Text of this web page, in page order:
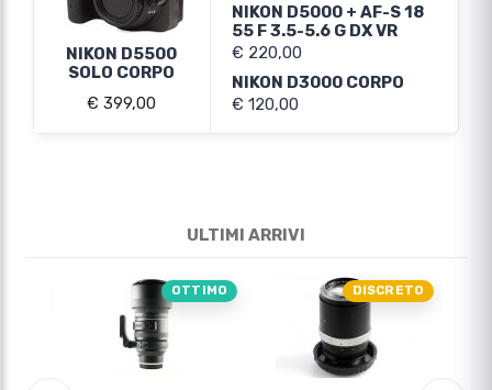
NIKON D5500
SOLO CORPO
€ 399,00
NIKON D5000 + AF-S 18
55 F 3.5-5.6 G DX VR
€ 220,00
NIKON D3000 CORPO
€ 120,00
ULTIMI ARRIVI
OTTIMO DISCRETO